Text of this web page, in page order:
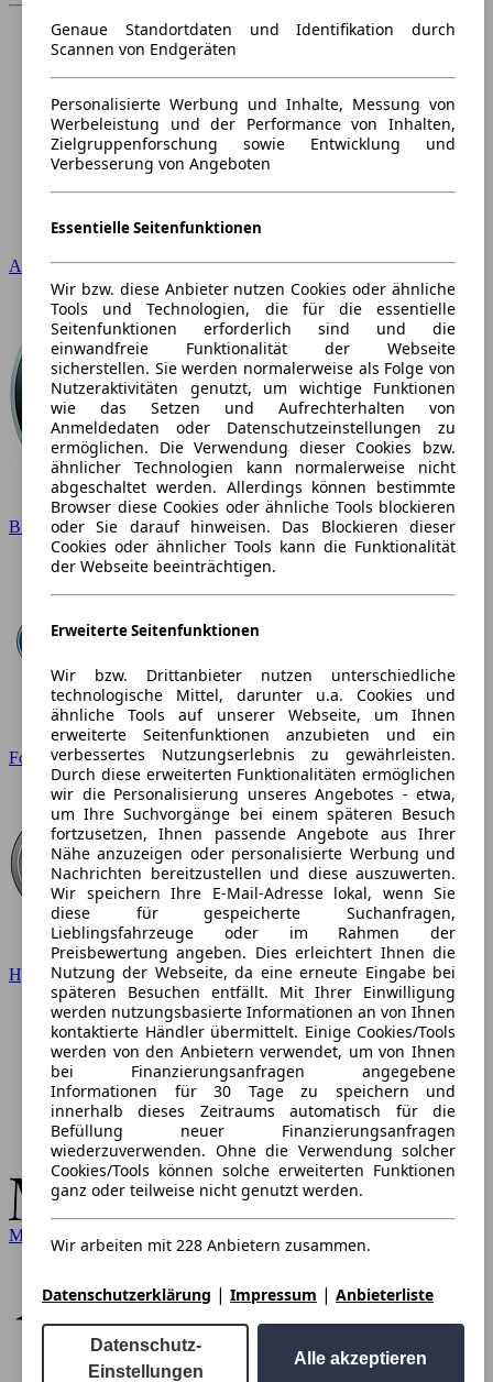
Audi
BMW
Ford
Hyundai
Mercedes-Benz
Genaue Standortdaten und Identifikation durch
Scannen von Endgeräten
Personalisierte Werbung und Inhalte, Messung von
Werbeleistung und der Performance von Inhalten,
Zielgruppenforschung sowie Entwicklung und
Verbesserung von Angeboten
Essentielle Seitenfunktionen
Wir bzw. diese Anbieter nutzen Cookies oder ähnliche
Tools und Technologien, die für die essentielle
Seitenfunktionen erforderlich sind und die
einwandfreie Funktionalität der Webseite
sicherstellen. Sie werden normalerweise als Folge von
Nutzeraktivitäten genutzt, um wichtige Funktionen
wie das Setzen und Aufrechterhalten von
Anmeldedaten oder Datenschutzeinstellungen zu
ermöglichen. Die Verwendung dieser Cookies bzw.
ähnlicher Technologien kann normalerweise nicht
abgeschaltet werden. Allerdings können bestimmte
Browser diese Cookies oder ähnliche Tools blockieren
oder Sie darauf hinweisen. Das Blockieren dieser
Cookies oder ähnlicher Tools kann die Funktionalität
der Webseite beeinträchtigen.
Erweiterte Seitenfunktionen
Wir bzw. Drittanbieter nutzen unterschiedliche
technologische Mittel, darunter u.a. Cookies und
ähnliche Tools auf unserer Webseite, um Ihnen
erweiterte Seitenfunktionen anzubieten und ein
verbessertes Nutzungserlebnis zu gewährleisten.
Durch diese erweiterten Funktionalitäten ermöglichen
wir die Personalisierung unseres Angebotes - etwa,
um Ihre Suchvorgänge bei einem späteren Besuch
fortzusetzen, Ihnen passende Angebote aus Ihrer
Nähe anzuzeigen oder personalisierte Werbung und
Nachrichten bereitzustellen und diese auszuwerten.
Wir speichern Ihre E-Mail-Adresse lokal, wenn Sie
diese für gespeicherte Suchanfragen,
Lieblingsfahrzeuge oder im Rahmen der
Preisbewertung angeben. Dies erleichtert Ihnen die
Nutzung der Webseite, da eine erneute Eingabe bei
späteren Besuchen entfällt. Mit Ihrer Einwilligung
werden nutzungsbasierte Informationen an von Ihnen
kontaktierte Händler übermittelt. Einige Cookies/Tools
werden von den Anbietern verwendet, um von Ihnen
bei Finanzierungsanfragen angegebene
Informationen für 30 Tage zu speichern und
innerhalb dieses Zeitraums automatisch für die
Befüllung neuer Finanzierungsanfragen
wiederzuverwenden. Ohne die Verwendung solcher
Cookies/Tools können solche erweiterten Funktionen
ganz oder teilweise nicht genutzt werden.
Wir arbeiten mit 228 Anbietern zusammen.
Datenschutzerklärung | Impressum | Anbieterliste
Datenschutz-
Einstellungen
Alle akzeptieren